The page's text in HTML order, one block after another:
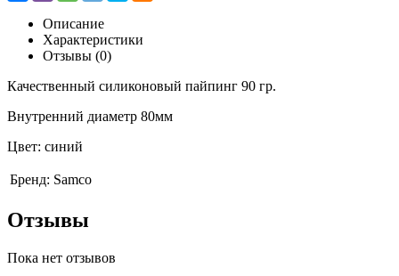
Описание
Характеристики
Отзывы (0)
Качественный силиконовый пайпинг 90 гр.
Внутренний диаметр 80мм
Цвет: синий
Бренд: Samco
Отзывы
Пока нет отзывов